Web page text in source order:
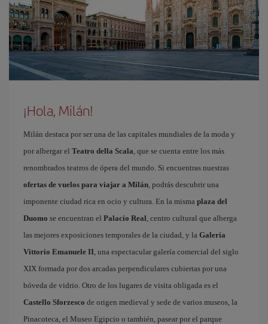
¡Hola, Milán!
Milán destaca por ser una de las capitales mundiales de la moda y
por albergar el Teatro della Scala, que se cuenta entre los más
renombrados teatros de ópera del mundo. Si encuentras nuestras
ofertas de vuelos para viajar a Milán, podrás descubrir una
imponente ciudad rica en ocio y cultura. En la misma plaza del
Duomo se encuentran el Palacio Real, centro cultural que alberga
las mejores exposiciones temporales de la ciudad, y la Galería
Vittorio Emanuele II, una espectacular galería comercial del siglo
XIX formada por dos arcadas perpendiculares cubiertas por una
bóveda de vidrio. Otro de los lugares de visita obligada es el
Castello Sforzesco de origen medieval y sede de varios museos, la
Pinacoteca, el Museo Egipcio o también, pasear por el parque